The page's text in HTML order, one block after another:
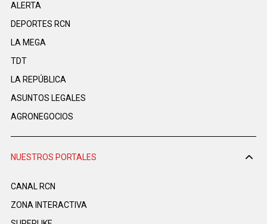
ALERTA
DEPORTES RCN
LA MEGA
TDT
LA REPÚBLICA
ASUNTOS LEGALES
AGRONEGOCIOS
NUESTROS PORTALES
CANAL RCN
ZONA INTERACTIVA